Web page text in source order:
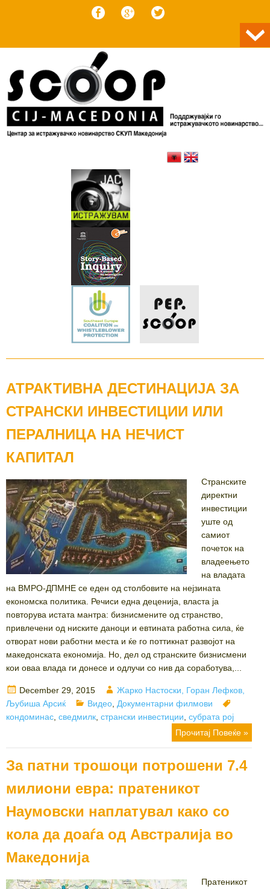
АТРАКТИВНА ДЕСТИНАЦИЈА ЗА
СТРАНСКИ ИНВЕСТИЦИИ ИЛИ
ПЕРАЛНИЦА НА НЕЧИСТ
КАПИТАЛ
Странските
директни
инвестиции
уште од
самиот
почеток на
владеењето
на владата
на ВМРО-ДПМНЕ се еден од столбовите на нејзината
економска политика. Речиси една деценија, власта ја
повторува истата мантра: бизнисмените од странство,
привлечени од ниските даноци и евтината работна сила, ќе
отворат нови работни места и ќе го поттикнат развојот на
македонската економија. Но, дел од странските бизнисмени
кои оваа влада ги донесе и одлучи со нив да соработува,...
Posted
on
December 29, 2015 Author
Жарко Настоски, Горан Лефков,
Љубиша Арсиќ
Categories
Видео Документарни филмови
кондоминас сведмилк странски инвестиции субрата рој
Прочитај Повеќе »
За патни трошоци потрошени 7.4
милиони евра: пратеникот
Наумовски наплатувал како со
кола да доаѓа од Австралија во
Македонија
Пратеникот